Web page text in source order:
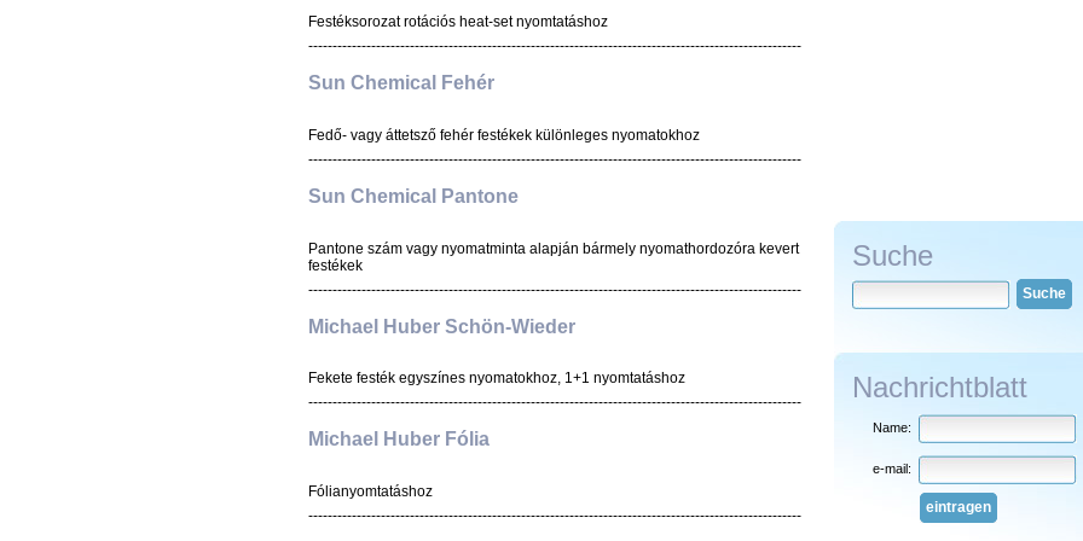
Festéksorozat rotációs heat-set nyomtatáshoz
------------------------------------------------------------------------------------------------------
Sun Chemical Fehér
Fedő- vagy áttetsző fehér festékek különleges nyomatokhoz
------------------------------------------------------------------------------------------------------
Sun Chemical Pantone
Pantone szám vagy nyomatminta alapján bármely nyomathordozóra kevert
festékek
------------------------------------------------------------------------------------------------------
Michael Huber Schön-Wieder
Fekete festék egyszínes nyomatokhoz, 1+1 nyomtatáshoz
------------------------------------------------------------------------------------------------------
Michael Huber Fólia
Fólianyomtatáshoz
------------------------------------------------------------------------------------------------------
Suche
Suche
Nachrichtblatt
Name:
e-mail:
eintragen